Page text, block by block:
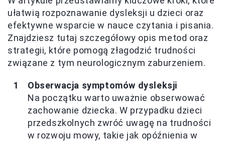
ułatwią rozpoznawanie dysleksji u dzieci oraz
efektywne wsparcie w nauce czytania i pisania.
Znajdziesz tutaj szczegółowy opis metod oraz
strategii, które pomogą złagodzić trudności
związane z tym neurologicznym zaburzeniem.
Obserwacja symptomów dysleksji
Na początku warto uważnie obserwować
zachowanie dziecka. W przypadku dzieci
przedszkolnych zwróć uwagę na trudności
w rozwoju mowy, takie jak opóźnienia w